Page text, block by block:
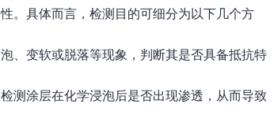
。具体而言，检测目的可细分为以下几个方
、变软或脱落等现象，判断其是否具备抵抗特
测涂层在化学浸泡后是否出现渗透，从而导致